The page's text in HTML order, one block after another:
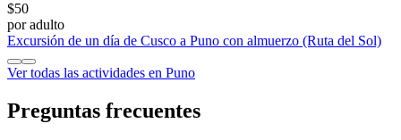
$50
por adulto
Excursión de un día de Cusco a Puno con almuerzo (Ruta del Sol)
Ver todas las actividades en Puno
Preguntas frecuentes